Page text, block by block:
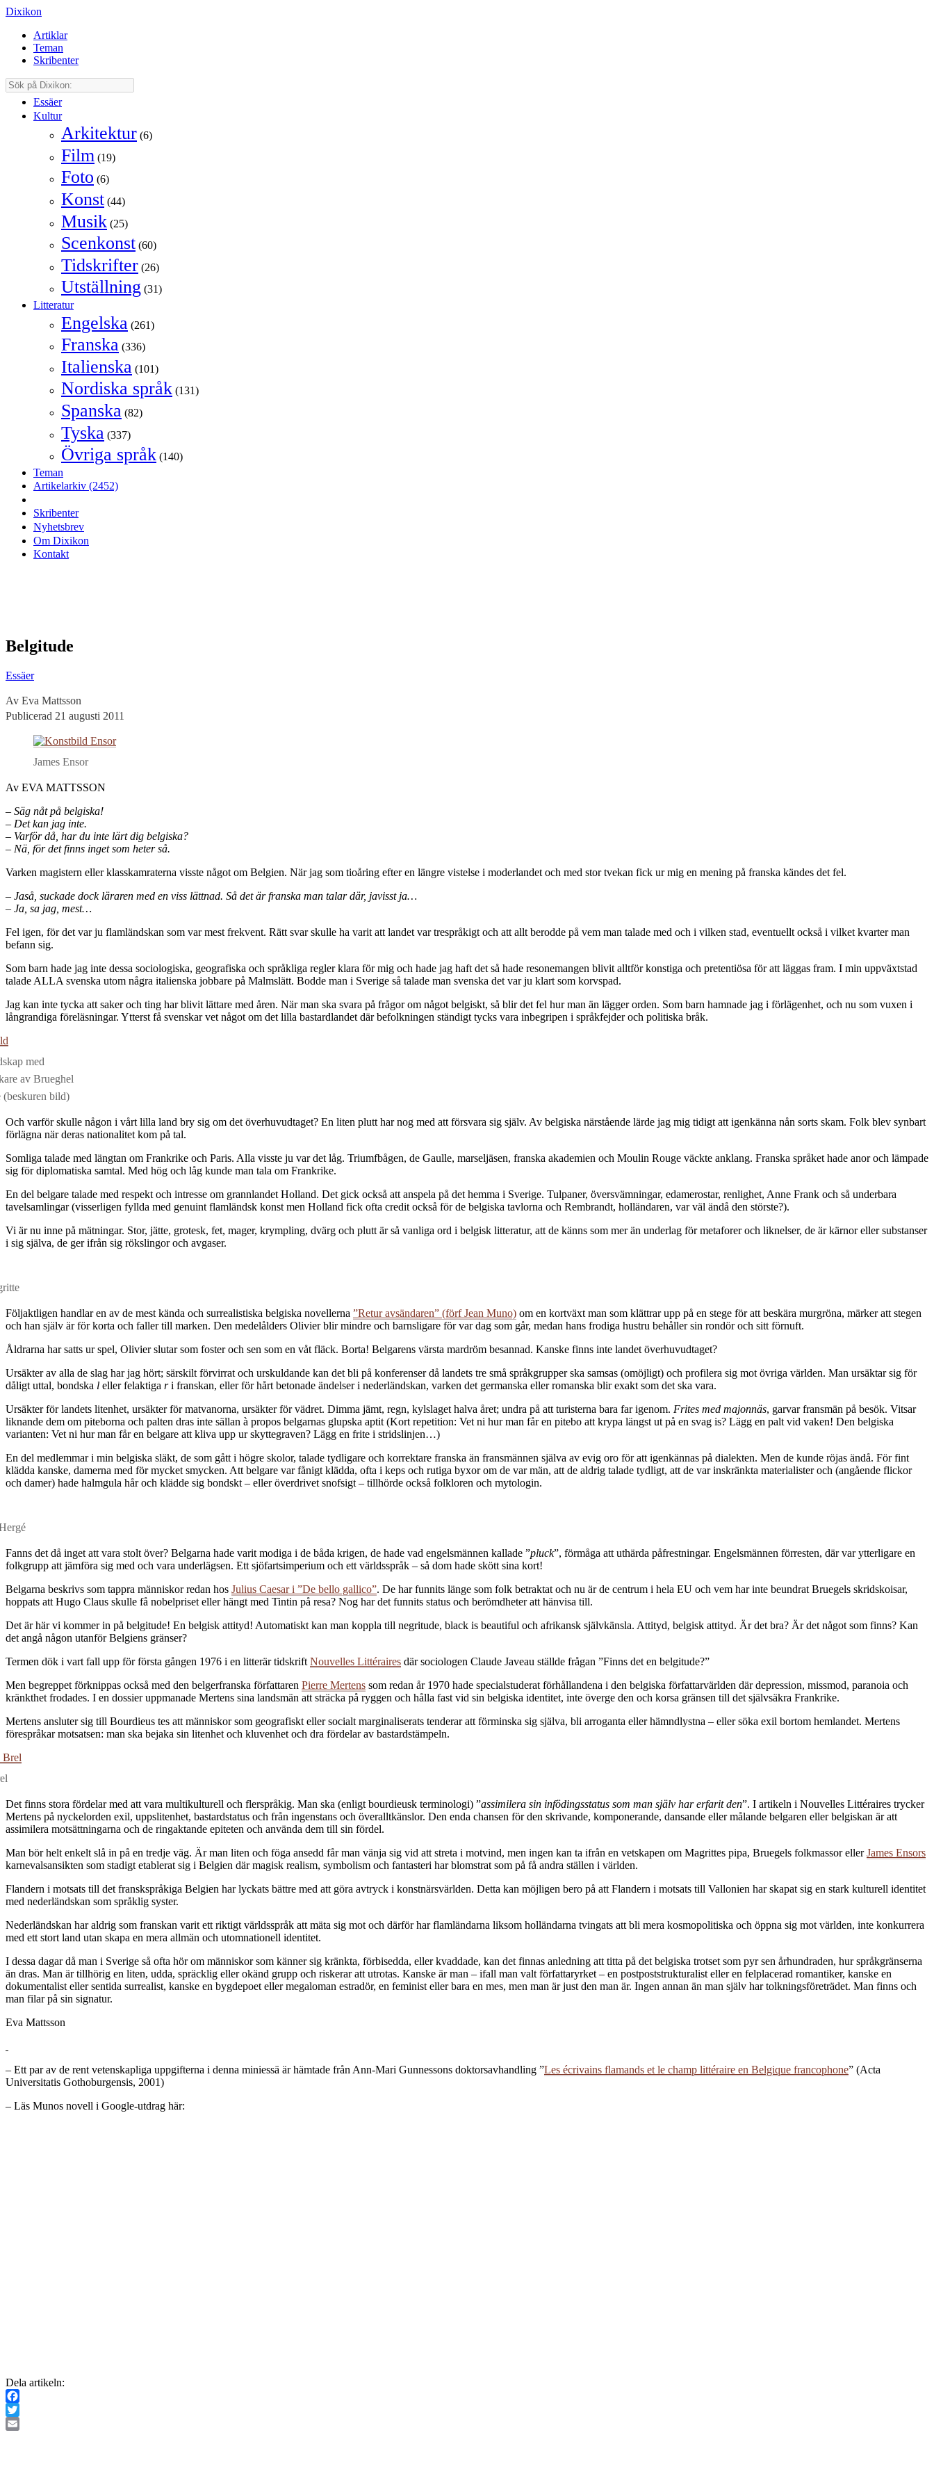
Dixikon
Artiklar
Teman
Skribenter
Essäer
Kultur
Arkitektur (6)
Film (19)
Foto (6)
Konst (44)
Musik (25)
Scenkonst (60)
Tidskrifter (26)
Utställning (31)
Litteratur
Engelska (261)
Franska (336)
Italienska (101)
Nordiska språk (131)
Spanska (82)
Tyska (337)
Övriga språk (140)
Teman
Artikelarkiv (2452)
Skribenter
Nyhetsbrev
Om Dixikon
Kontakt
Belgitude
Essäer
Av Eva Mattsson
Publicerad 21 augusti 2011
James Ensor
Av EVA MATTSSON
– Säg nåt på belgiska!
– Det kan jag inte.
– Varför då, har du inte lärt dig belgiska?
– Nä, för det finns inget som heter så.
Varken magistern eller klasskamraterna visste något om Belgien. När jag som tioåring efter en längre vistelse i moderlandet och med stor tvekan fick ur mig en mening på franska kändes det fel.
– Jaså, suckade dock läraren med en viss lättnad. Så det är franska man talar där, javisst ja…
– Ja, sa jag, mest…
Fel igen, för det var ju flamländskan som var mest frekvent. Rätt svar skulle ha varit att landet var trespråkigt och att allt berodde på vem man talade med och i vilken stad, eventuellt också i vilket kvarter man
befann sig.
Som barn hade jag inte dessa sociologiska, geografiska och språkliga regler klara för mig och hade jag haft det så hade resonemangen blivit alltför konstiga och pretentiösa för att läggas fram. I min uppväxtstad
talade ALLA svenska utom några italienska jobbare på Malmslätt. Bodde man i Sverige så talade man svenska det var ju klart som korvspad.
Jag kan inte tycka att saker och ting har blivit lättare med åren. När man ska svara på frågor om något belgiskt, så blir det fel hur man än lägger orden. Som barn hamnade jag i förlägenhet, och nu som vuxen i
långrandiga föreläsningar. Ytterst få svenskar vet något om det lilla bastardlandet där befolkningen ständigt tycks vara inbegripen i språkfejder och politiska bråk.
med
av Brueghel
(beskuren bild)
Och varför skulle någon i vårt lilla land bry sig om det överhuvudtaget? En liten plutt har nog med att försvara sig själv. Av belgiska närstående lärde jag mig tidigt att igenkänna nån sorts skam. Folk blev synbart
förlägna när deras nationalitet kom på tal.
Somliga talade med längtan om Frankrike och Paris. Alla visste ju var det låg. Triumfbågen, de Gaulle, marseljäsen, franska akademien och Moulin Rouge väckte anklang. Franska språket hade anor och lämpade
sig för diplomatiska samtal. Med hög och låg kunde man tala om Frankrike.
En del belgare talade med respekt och intresse om grannlandet Holland. Det gick också att anspela på det hemma i Sverige. Tulpaner, översvämningar, edamerostar, renlighet, Anne Frank och så underbara
tavelsamlingar (visserligen fyllda med genuint flamländsk konst men Holland fick ofta credit också för de belgiska tavlorna och Rembrandt, holländaren, var väl ändå den störste?).
Vi är nu inne på mätningar. Stor, jätte, grotesk, fet, mager, krympling, dvärg och plutt är så vanliga ord i belgisk litteratur, att de känns som mer än underlag för metaforer och liknelser, de är kärnor eller substanser
i sig själva, de ger ifrån sig rökslingor och avgaser.
Följaktligen handlar en av de mest kända och surrealistiska belgiska novellerna ”Retur avsändaren” (förf Jean Muno) om en kortväxt man som klättrar upp på en stege för att beskära murgröna, märker att stegen
och han själv är för korta och faller till marken. Den medelålders Olivier blir mindre och barnsligare för var dag som går, medan hans frodiga hustru behåller sin rondör och sitt förnuft.
Åldrarna har satts ur spel, Olivier slutar som foster och sen som en våt fläck. Borta! Belgarens värsta mardröm besannad. Kanske finns inte landet överhuvudtaget?
Ursäkter av alla de slag har jag hört; särskilt förvirrat och urskuldande kan det bli på konferenser då landets tre små språkgrupper ska samsas (omöjligt) och profilera sig mot övriga världen. Man ursäktar sig för
dåligt uttal, bondska l eller felaktiga ri franskan, eller för hårt betonade ändelser i nederländskan, varken det germanska eller romanska blir exakt som det ska vara.
Ursäkter för landets litenhet, ursäkter för matvanorna, ursäkter för vädret. Dimma jämt, regn, kylslaget halva året; undra på att turisterna bara far igenom. Frites med majonnäs, garvar fransmän på besök. Vitsar
liknande dem om piteborna och palten dras inte sällan à propos belgarnas glupska aptit (Kort repetition: Vet ni hur man får en pitebo att krypa längst ut på en svag is? Lägg en palt vid vaken! Den belgiska
varianten: Vet ni hur man får en belgare att kliva upp ur skyttegraven? Lägg en frite i stridslinjen…)
En del medlemmar i min belgiska släkt, de som gått i högre skolor, talade tydligare och korrektare franska än fransmännen själva av evig oro för att igenkännas på dialekten. Men de kunde röjas ändå. För fint
klädda kanske, damerna med för mycket smycken. Att belgare var fånigt klädda, ofta i keps och rutiga byxor om de var män, att de aldrig talade tydligt, att de var inskränkta materialister och (angående flickor
och damer) hade halmgula hår och klädde sig bondskt – eller överdrivet snofsigt – tillhörde också folkloren och mytologin.
Fanns det då inget att vara stolt över? Belgarna hade varit modiga i de båda krigen, de hade vad engelsmännen kallade ”pluck”, förmåga att uthärda påfrestningar. Engelsmännen förresten, där var ytterligare en
folkgrupp att jämföra sig med och vara underlägsen. Ett sjöfartsimperium och ett världsspråk – så dom hade skött sina kort!
Belgarna beskrivs som tappra människor redan hos Julius Caesar i ”De bello gallico”. De har funnits länge som folk betraktat och nu är de centrum i hela EU och vem har inte beundrat Bruegels skridskoisar,
hoppats att Hugo Claus skulle få nobelpriset eller hängt med Tintin på resa? Nog har det funnits status och berömdheter att hänvisa till.
Det är här vi kommer in på belgitude! En belgisk attityd! Automatiskt kan man koppla till negritude, black is beautiful och afrikansk självkänsla. Attityd, belgisk attityd. Är det bra? Är det något som finns? Kan
det angå någon utanför Belgiens gränser?
Termen dök i vart fall upp för första gången 1976 i en litterär tidskrift Nouvelles Littéraires där sociologen Claude Javeau ställde frågan ”Finns det en belgitude?”
Men begreppet förknippas också med den belgerfranska författaren Pierre Mertens som redan år 1970 hade specialstuderat förhållandena i den belgiska författarvärlden där depression, missmod, paranoia och
kränkthet frodades. I en dossier uppmanade Mertens sina landsmän att sträcka på ryggen och hålla fast vid sin belgiska identitet, inte överge den och korsa gränsen till det självsäkra Frankrike.
Mertens ansluter sig till Bourdieus tes att människor som geografiskt eller socialt marginaliserats tenderar att förminska sig själva, bli arroganta eller hämndlystna – eller söka exil bortom hemlandet. Mertens
förespråkar motsatsen: man ska bejaka sin litenhet och kluvenhet och dra fördelar av bastardstämpeln.
Det finns stora fördelar med att vara multikulturell och flerspråkig. Man ska (enligt bourdieusk terminologi) ”assimilera sin infödingsstatus som man själv har erfarit den”. I artikeln i Nouvelles Littéraires trycker
Mertens på nyckelorden exil, uppslitenhet, bastardstatus och från ingenstans och överalltkänslor. Den enda chansen för den skrivande, komponerande, dansande eller målande belgaren eller belgiskan är att
assimilera motsättningarna och de ringaktande epiteten och använda dem till sin fördel.
Man bör helt enkelt slå in på en tredje väg. Är man liten och föga ansedd får man vänja sig vid att streta i motvind, men ingen kan ta ifrån en vetskapen om Magrittes pipa, Bruegels folkmassor ellerJames Ensors
karnevalsansikten som stadigt etablerat sig i Belgien där magisk realism, symbolism och fantasteri har blomstrat som på få andra ställen i världen.
Flandern i motsats till det franskspråkiga Belgien har lyckats bättre med att göra avtryck i konstnärsvärlden. Detta kan möjligen bero på att Flandern i motsats till Vallonien har skapat sig en stark kulturell identitet
med nederländskan som språklig syster.
Nederländskan har aldrig som franskan varit ett riktigt världsspråk att mäta sig mot och därför har flamländarna liksom holländarna tvingats att bli mera kosmopolitiska och öppna sig mot världen, inte konkurrera
med ett stort land utan skapa en mera allmän och utomnationell identitet.
I dessa dagar då man i Sverige så ofta hör om människor som känner sig kränkta, förbisedda, eller kvaddade, kan det finnas anledning att titta på det belgiska trotset som pyr sen århundraden, hur språkgränserna
än dras. Man är tillhörig en liten, udda, spräcklig eller okänd grupp och riskerar att utrotas. Kanske är man – ifall man valt författaryrket – en postpoststrukturalist eller en felplacerad romantiker, kanske en
dokumentalist eller sentida surrealist, kanske en bygdepoet eller megaloman estradör, en feminist eller bara en mes, men man är just den man är. Ingen annan än man själv har tolkningsföreträdet. Man finns och
man filar på sin signatur.
Eva Mattsson
– Ett par av de rent vetenskapliga uppgifterna i denna miniessä är hämtade från Ann-Mari Gunnessons doktorsavhandling ”Les écrivains flamands et le champ littéraire en Belgique francophone” (Acta
Universitatis Gothoburgensis, 2001)
– Läs Munos novell i Google-utdrag här:
Dela artikeln:
Facebook
Twitter